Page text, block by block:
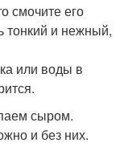
смочите его
тонкий и нежный,
или воды в
сыром.
и без них.